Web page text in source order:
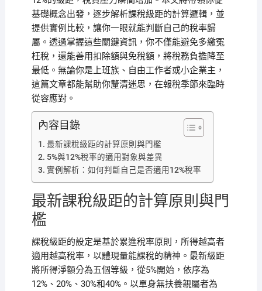
基礎概念出發，逐步解析課稅級距的計算邏輯，並
提供實例比較，讓你一眼就能判斷自己的稅率歸
屬。透過掌握這些關鍵資訊，你不僅能避免多繳冤
枉稅，還能善用扣除額與免稅額，將稅務負擔降至
最低。無論你是上班族、自由工作者或小企業主，
這篇文章都能幫助你釐清迷思，在報稅季節來臨時
從容應對。
內容目錄
最新課稅級距的計算原則與門檻
5%與12%稅率的適用對象與差異
實例解析：如何判斷自己是否適用12%稅率
最新課稅級距的計算原則與門
檻
課稅級距的設定是基於累進稅率原則，所得越高者
適用越高稅率，以體現量能課稅的精神。最新級距
將所得淨額分為五個等級，從5%開始，依序為
12%、20%、30%和40%。以單身無扶養親屬者為